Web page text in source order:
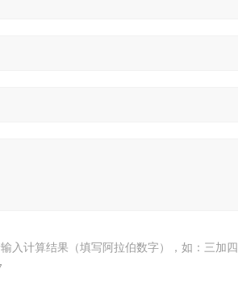
入计算结果（填写阿拉伯数字），如：三加四